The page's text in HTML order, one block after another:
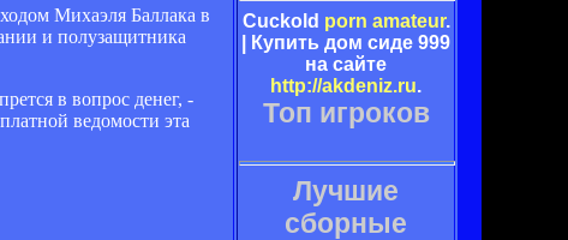
Михаэля Баллака в
и полузащитника
в вопрос денег, -
ведомости эта
Cuckold porn amateur.
| Купить дом сиде 999
на сайте
http://akdeniz.ru.
Топ игроков
Лучшие
сборные